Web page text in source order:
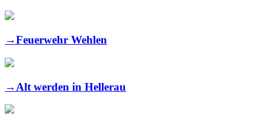
→Feuerwehr Wehlen
→ Alt werden in Hellerau